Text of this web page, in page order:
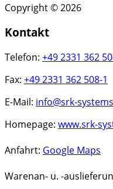
Copyright © 2026
Kontakt
Telefon: +49 2331 362
Fax: +49 2331 362 508-1
E-Mail: info@srk-
Homepage: www.srk-
Anfahrt: Google Maps
Warenan- u. -